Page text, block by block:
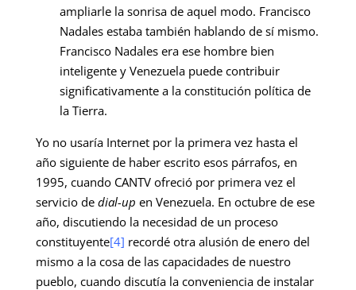
ampliarle la sonrisa de aquel modo. Francisco
Nadales estaba también hablando de sí mismo.
Francisco Nadales era ese hombre bien
inteligente y Venezuela puede contribuir
significativamente a la constitución política de
la Tierra.
Yo no usaría Internet por la primera vez hasta el
año siguiente de haber escrito esos párrafos, en
1995, cuando CANTV ofreció por primera vez el
servicio de dial-up en Venezuela. En octubre de ese
año, discutiendo la necesidad de un proceso
constituyente[4] recordé otra alusión de enero del
mismo a la cosa de las capacidades de nuestro
pueblo, cuando discutía la conveniencia de instalar